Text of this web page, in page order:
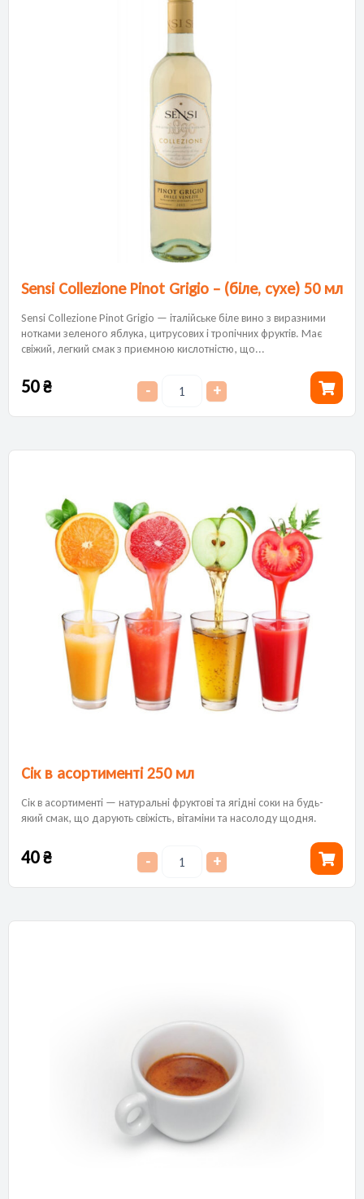
Sensi Collezione Pinot Grigio – (біле, сухе) 50 мл
Sensi Collezione Pinot Grigio — італійське біле вино з виразними
нотками зеленого яблука, цитрусових і тропічних фруктів. Має
свіжий, легкий смак з приємною кислотністю, що...
50₴ - +
Сік в асортименті 250 мл
Сік в асортименті — натуральні фруктові та ягідні соки на будь-
який смак, що дарують свіжість, вітаміни та насолоду щодня.
40₴ - +